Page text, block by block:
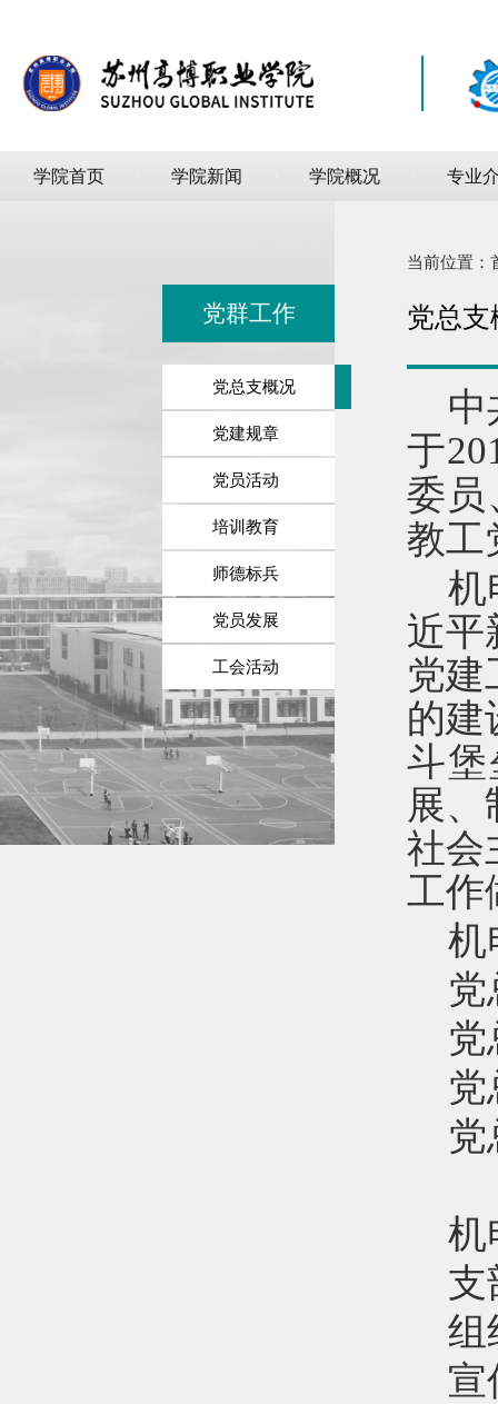
学院首页 学院新闻 学院概况 专业
党群工作
党总支概况
党建规章
党员活动
培训教育
师德标兵
党员发展
工会活动
当前位置：
党总支
中
于
委员
教工
机
近平
党建
的建
斗
展
社会
工作
机
党
党
党
党
机
支
组
宣